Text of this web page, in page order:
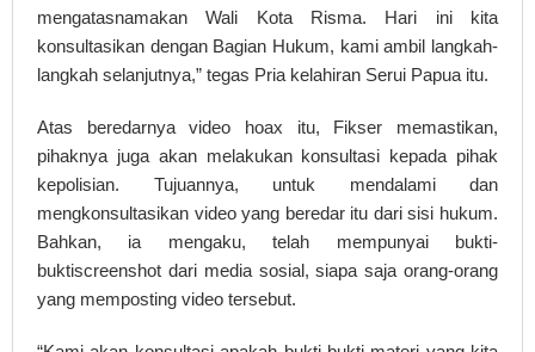
mengatasnamakan Wali Kota Risma. Hari ini kita
konsultasikan dengan Bagian Hukum, kami ambil langkah-
langkah selanjutnya,” tegas Pria kelahiran Serui Papua itu.
Atas beredarnya video hoax itu, Fikser memastikan,
pihaknya juga akan melakukan konsultasi kepada pihak
kepolisian. Tujuannya, untuk mendalami dan
mengkonsultasikan video yang beredar itu dari sisi hukum.
Bahkan, ia mengaku, telah mempunyai bukti-
buktiscreenshot dari media sosial, siapa saja orang-orang
yang memposting video tersebut.